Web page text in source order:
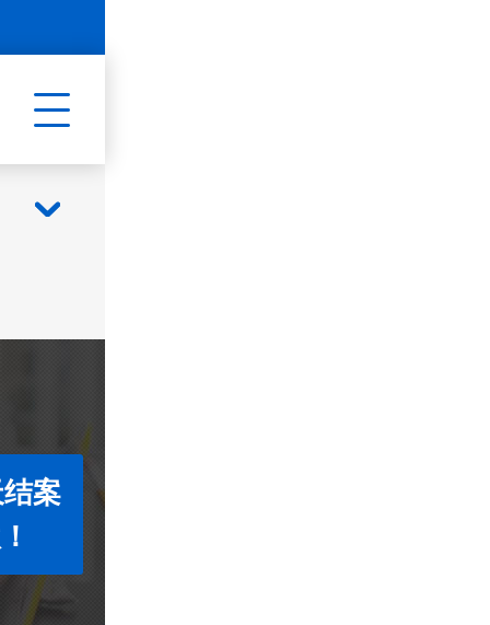
案